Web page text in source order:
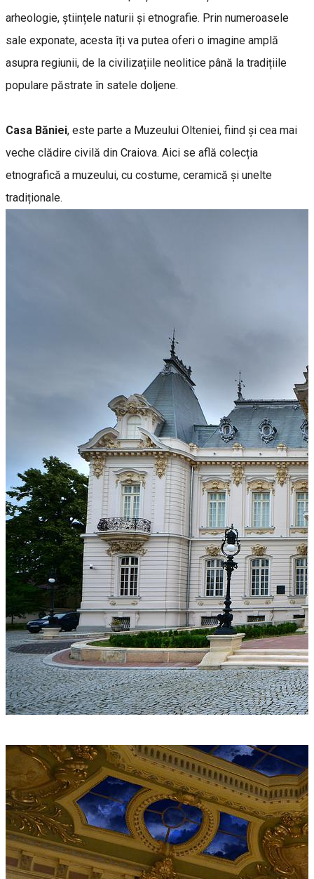
arheologie, științele naturii și etnografie. Prin numeroasele
sale exponate, acesta îți va putea oferi o imagine amplă
asupra regiunii, de la civilizațiile neolitice până la tradițiile
populare păstrate în satele doljene.
Casa Băniei, este parte a Muzeului Olteniei, fiind și cea mai
veche clădire civilă din Craiova. Aici se află colecția
etnografică a muzeului, cu costume, ceramică și unelte
tradiționale.